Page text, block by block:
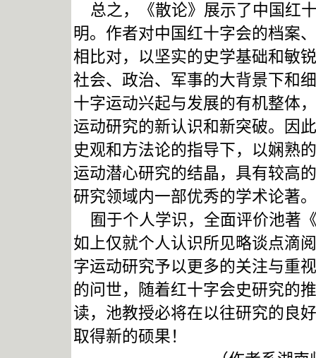
总之，《散论》展示了中国红
明。作者对中国红十字会的档案
相比对，以坚实的史学基础和敏
社会、政治、军事的大背景下和
十字运动兴起与发展的有机整体
运动研究的新认识和新突破。因
史观和方法论的指导下，以娴熟
运动潜心研究的结晶，具有较高
研究领域内一部优秀的学术论著。
囿于个人学识，全面评价池著
如上仅就个人认识所见略谈点滴
字运动研究予以更多的关注与重
的问世，随着红十字会史研究的
读，池教授必将在以往研究的良
取得新的硕果！